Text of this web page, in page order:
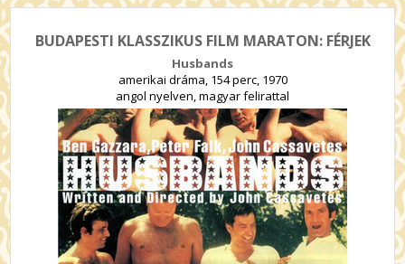
BUDAPESTI KLASSZIKUS FILM MARATON: FÉRJEK
Husbands
amerikai dráma, 154 perc, 1970
angol nyelven, magyar felirattal